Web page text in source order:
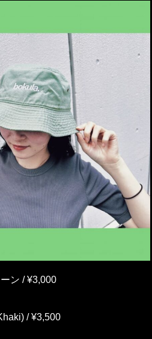
ン / ¥3,000
/ ¥3,500